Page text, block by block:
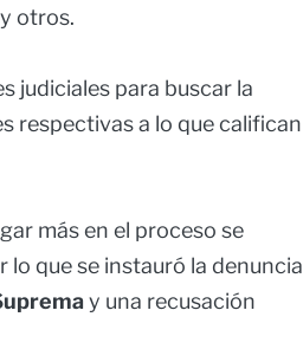
otros.
judiciales para buscar la
respectivas a lo que califican
más en el proceso se
que se instauró la denuncia
y una recusación